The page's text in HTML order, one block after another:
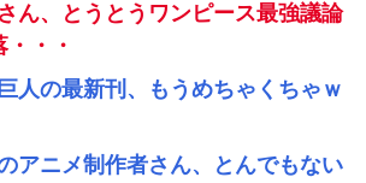
ん、とうとうワンピース最強議論
・・
人の最新刊、もうめちゃくちゃｗ
アニメ制作者さん、とんでもない